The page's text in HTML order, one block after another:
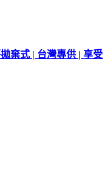
棄式 | 台灣專供 | 享受